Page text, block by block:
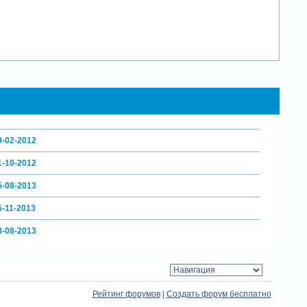
02-2012
10-2012
08-2013
11-2013
08-2013
Рейтинг форумов| Создать форум бесплатно